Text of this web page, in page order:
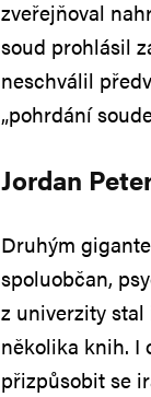
zveřejňoval
soud prohlásil
neschválil
„pohrdání
Jordan
Druhým
spoluobčan,
z univerzity
několika knih. I
přizpůsobit se